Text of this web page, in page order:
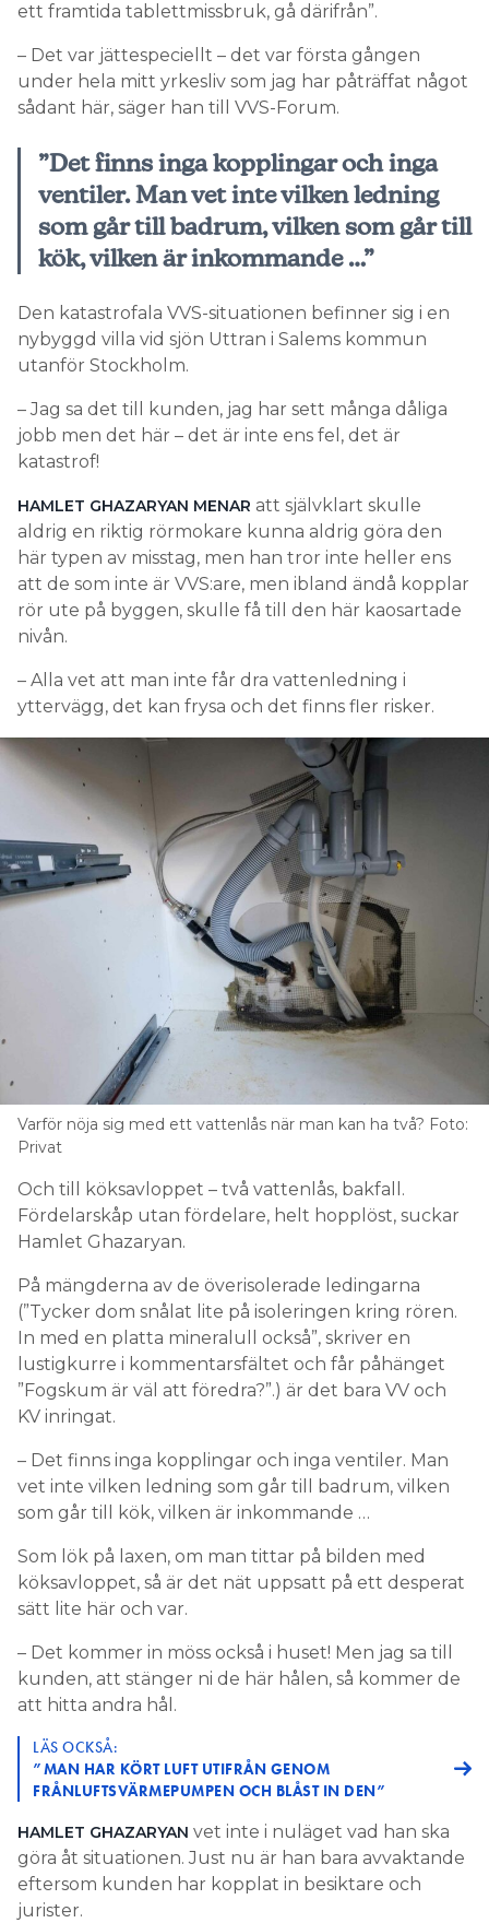
ett framtida tablettmissbruk, gå därifrån”.
– Det var jättespeciellt – det var första gången
under hela mitt yrkesliv som jag har påträffat något
sådant här, säger han till VVS-Forum.
”Det finns inga kopplingar och inga
ventiler. Man vet inte vilken ledning
som går till badrum, vilken som går till
kök, vilken är inkommande …”
Den katastrofala VVS-situationen befinner sig i en
nybyggd villa vid sjön Uttran i Salems kommun
utanför Stockholm.
– Jag sa det till kunden, jag har sett många dåliga
jobb men det här – det är inte ens fel, det är
katastrof!
HAMLET GHAZARYAN MENAR att självklart skulle
aldrig en riktig rörmokare kunna aldrig göra den
här typen av misstag, men han tror inte heller ens
att de som inte är VVS:are, men ibland ändå kopplar
rör ute på byggen, skulle få till den här kaosartade
nivån.
– Alla vet att man inte får dra vattenledning i
yttervägg, det kan frysa och det finns fler risker.
Varför nöja sig med ett vattenlås när man kan ha två? Foto:
Privat
Och till köksavloppet – två vattenlås, bakfall.
Fördelarskåp utan fördelare, helt hopplöst, suckar
Hamlet Ghazaryan.
På mängderna av de överisolerade ledingarna
(”Tycker dom snålat lite på isoleringen kring rören.
In med en platta mineralull också”, skriver en
lustigkurre i kommentarsfältet och får påhänget
”Fogskum är väl att föredra?”.) är det bara VV och
KV inringat.
– Det finns inga kopplingar och inga ventiler. Man
vet inte vilken ledning som går till badrum, vilken
som går till kök, vilken är inkommande …
Som lök på laxen, om man tittar på bilden med
köksavloppet, så är det nät uppsatt på ett desperat
sätt lite här och var.
– Det kommer in möss också i huset! Men jag sa till
kunden, att stänger ni de här hålen, så kommer de
att hitta andra hål.
LÄS OCKSÅ:
”MAN HAR KÖRT LUFT UTIFRÅN GENOM
FRÅNLUFTSVÄRMEPUMPEN OCH BLÅST IN DEN”
HAMLET GHAZARYAN vet inte i nuläget vad han ska
göra åt situationen. Just nu är han bara avvaktande
eftersom kunden har kopplat in besiktare och
jurister.